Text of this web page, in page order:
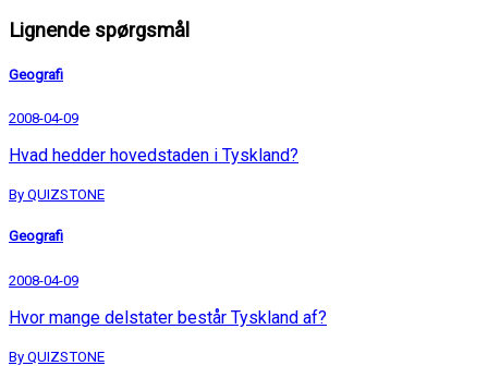
Lignende spørgsmål
Geografi
2008-04-09
Hvad hedder hovedstaden i Tyskland?
By QUIZSTONE
Geografi
2008-04-09
Hvor mange delstater består Tyskland af?
By QUIZSTONE